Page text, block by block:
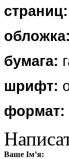
страниц:
обложка:
бумага:
шрифт:
формат:
Ваше Ім’я: